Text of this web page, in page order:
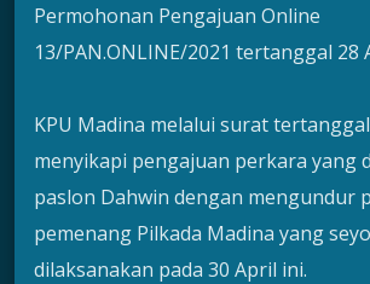
Permohonan Pengajuan Online
13/PAN.ONLINE/2021 tertanggal 28
KPU Madina melalui surat
menyikapi pengajuan perkara yang
paslon Dahwin dengan mengundur
pemenang Pilkada Madina yang
dilaksanakan pada 30 April ini.